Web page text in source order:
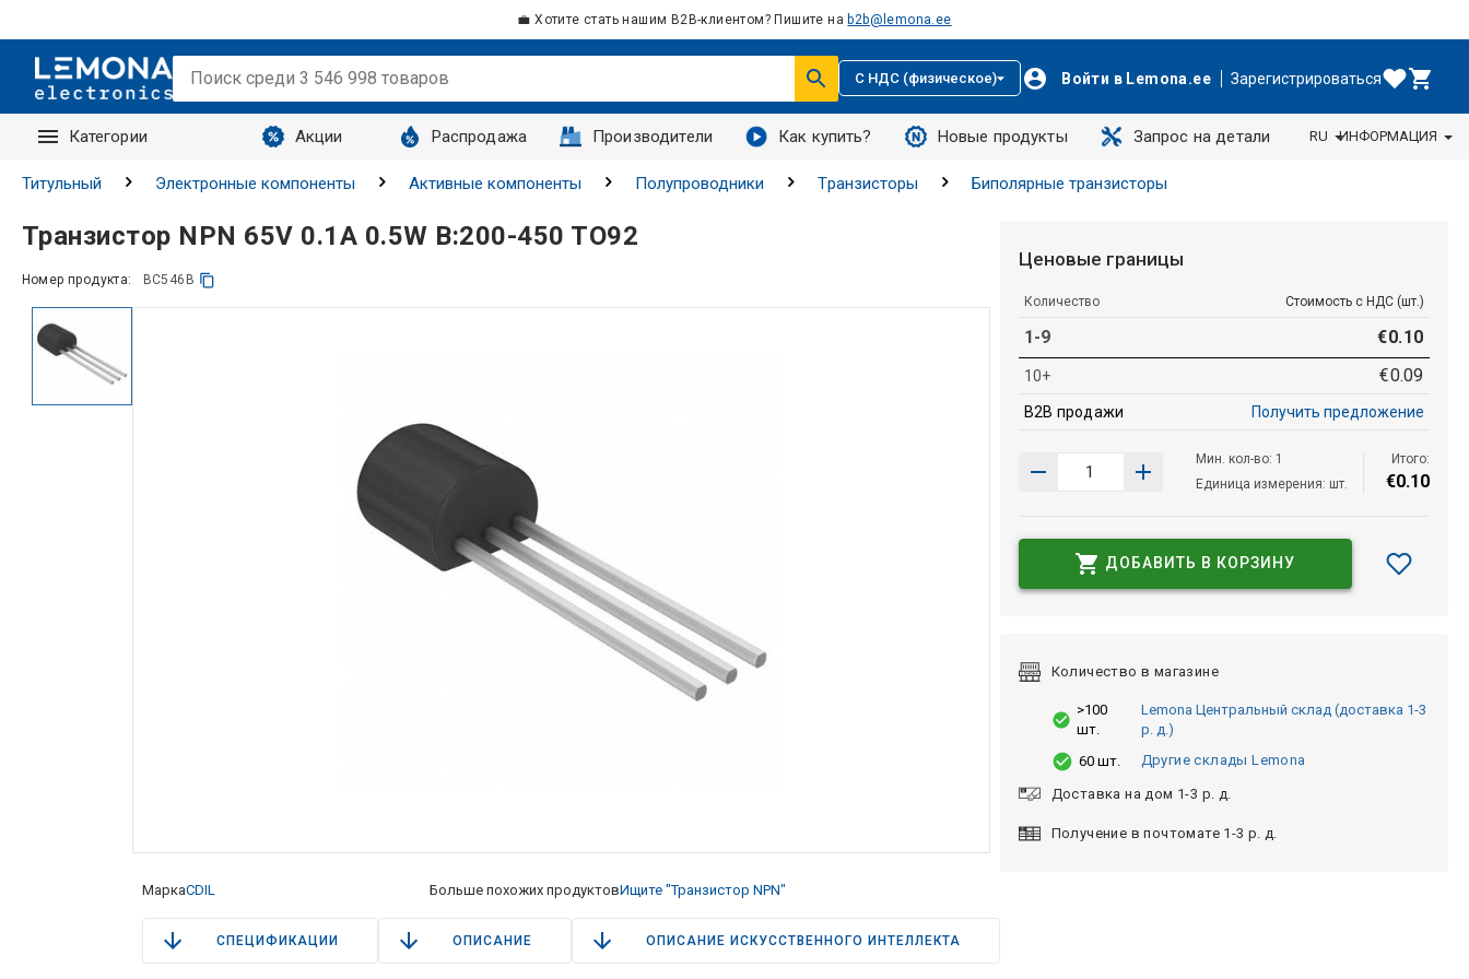
💼 Хотите стать нашим B2B-клиентом? Пишите на b2b@lemona.ee
С НДС (физическое) Войти в Lemona.ee Зарегистрироваться
Категории Акции Распродажа Производители Как купить? Новые продукты Запрос на детали
Запросы
RU ИНФОРМАЦИЯ
Титульный Электронные компоненты Активные компоненты Полупроводники Tранзисторы Биполярные транзисторы
Транзистор NPN 65V 0.1A 0.5W B:200-450 TO92
Номер продукта: BC546B
МаркаCDIL Больше похожих продуктовИщите "Транзистор NPN"
СПЕЦИФИКАЦИИ ОПИСАНИЕ ОПИСАНИЕ ИСКУССТВЕННОГО ИНТЕЛЛЕКТА
Ценовые границы
Количество Стоимость с НДС (шт.)
1-9 €0.10
10+ €0.09
B2B продажи Получить предложение
Мин. кол-во: 1
Единица измерения: шт.
Итого:
€0.10
ДОБАВИТЬ В КОРЗИНУ
Количество в магазине
>100
шт.
Lemona Центральный склад (доставка 1-3
р. д.)
60 шт.
Другие склады Lemona
Доставка на дом 1-3 р. д.
Получение в почтомате 1-3 р. д.